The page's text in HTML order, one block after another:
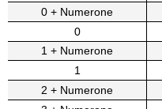
0 + Numerone
0
1 + Numerone
1
2 + Numerone